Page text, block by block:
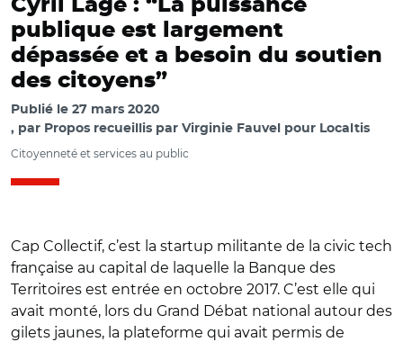
Cyril Lage : “La puissance
publique est largement
dépassée et a besoin du soutien
des citoyens”
Publié le 27 mars 2020
par Propos recueillis par Virginie Fauvel pour Localtis
Citoyenneté et services au public
Cap Collectif, c’est la startup militante de la civic tech
française au capital de laquelle la Banque des
Territoires est entrée en octobre 2017. C’est elle qui
avait monté, lors du Grand Débat national autour des
gilets jaunes, la plateforme qui avait permis de